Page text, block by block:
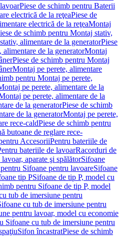
Piese de schimb pentru Baterii
electrică de la reţeaPiese de
electrică de la reţeaMontaj
de schimb pentru Montaj stativ,
alimentare de la generatorPiese
de la generatorMontaj
Piese de schimb pentru Montaj
Montaj pe perete, alimentare
pentru Montaj pe perete,
pe perete, alimentare de la
pe perete, alimentare de la
de la generatorPiese de schimb
de la generatorMontaj pe perete,
rece-caldPiese de schimb pentru
butoane de reglare rece-
AccesoriiPentru bateriile de
bateriile de lavoarRacorduri de
aparate şi spălătorSifoane
Sifoane pentru lavoareSifoane
tip PSifoane de tip P, model cu
pentru Sifoane de tip P, model
tub de imersiune pentru
cu tub de imersiune pentru
pentru lavoar, model cu economie
Sifoane cu tub de imersiune pentru
Sifon încastratPiese de schimb